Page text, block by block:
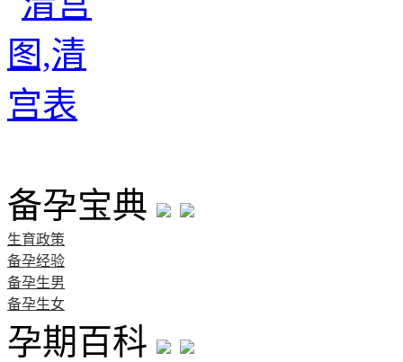
备孕宝典
生育政策
备孕经验
备孕生男
备孕生女
孕期百科